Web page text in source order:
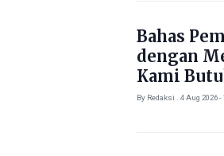
Bahas
dengan
Kami
By Redaksi . 4 Aug 2026 -